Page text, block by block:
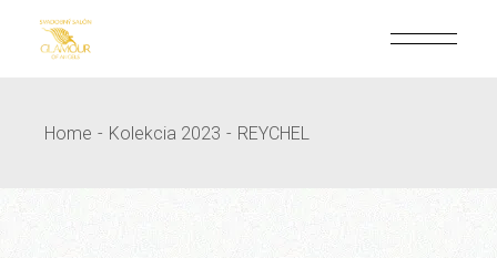
content
Home Kolekcia 2023 REYCHEL